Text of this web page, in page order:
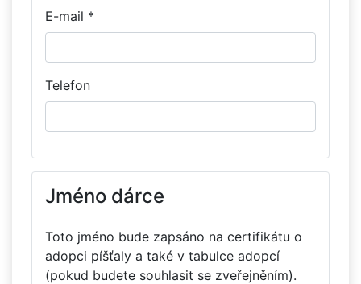
E-mail *
Telefon
Jméno dárce
Toto jméno bude zapsáno na certifikátu o
adopci píšťaly a také v tabulce adopcí
(pokud budete souhlasit se zveřejněním).